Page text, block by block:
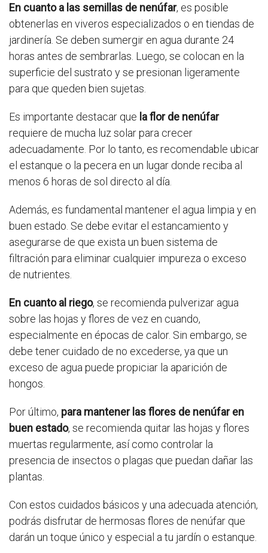
En cuanto a las semillas de nenúfar, es posible
obtenerlas en viveros especializados o en tiendas de
jardinería. Se deben sumergir en agua durante 24
horas antes de sembrarlas. Luego, se colocan en la
superficie del sustrato y se presionan ligeramente
para que queden bien sujetas.
Es importante destacar que la flor de nenúfar
requiere de mucha luz solar para crecer
adecuadamente. Por lo tanto, es recomendable ubicar
el estanque o la pecera en un lugar donde reciba al
menos 6 horas de sol directo al día.
Además, es fundamental mantener el agua limpia y en
buen estado. Se debe evitar el estancamiento y
asegurarse de que exista un buen sistema de
filtración para eliminar cualquier impureza o exceso
de nutrientes.
En cuanto al riego, se recomienda pulverizar agua
sobre las hojas y flores de vez en cuando,
especialmente en épocas de calor. Sin embargo, se
debe tener cuidado de no excederse, ya que un
exceso de agua puede propiciar la aparición de
hongos.
Por último, para mantener las flores de nenúfar en
buen estado, se recomienda quitar las hojas y flores
muertas regularmente, así como controlar la
presencia de insectos o plagas que puedan dañar las
plantas.
Con estos cuidados básicos y una adecuada atención,
podrás disfrutar de hermosas flores de nenúfar que
darán un toque único y especial a tu jardín o estanque.